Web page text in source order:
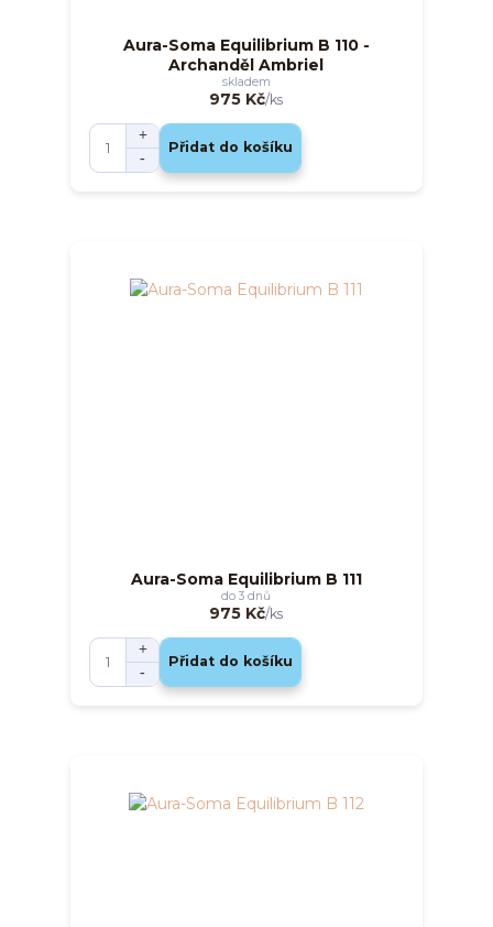
Aura-Soma Equilibrium B 110 -
Archanděl Ambriel
975 Kč/ks
skladem
Přidat do košíku
Aura-Soma Equilibrium B 111
975 Kč/ks
do 3 dnů
Přidat do košíku